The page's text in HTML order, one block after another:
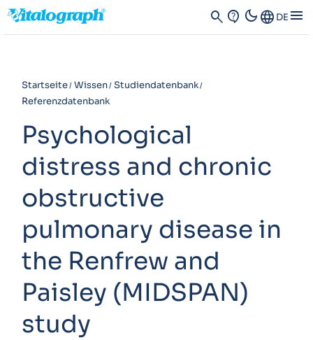
search contact_support dark_modeLanguage DE menu
Startseite Wissen Studiendatenbank
Referenzdatenbank
Psychological
distress and chronic
obstructive
pulmonary disease in
the Renfrew and
Paisley (MIDSPAN)
study